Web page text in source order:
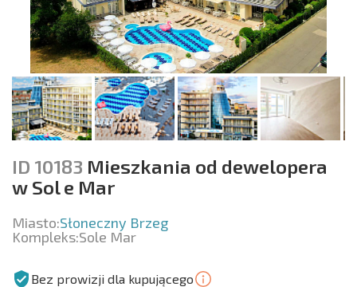
ID 10183 Mieszkania od dewelopera
w Sol e Mar
Miasto:Słoneczny Brzeg
Kompleks:Sole Mar
Bez prowizji dla kupującego